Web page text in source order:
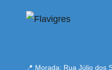
📍 Morada: Rua Júlio dos